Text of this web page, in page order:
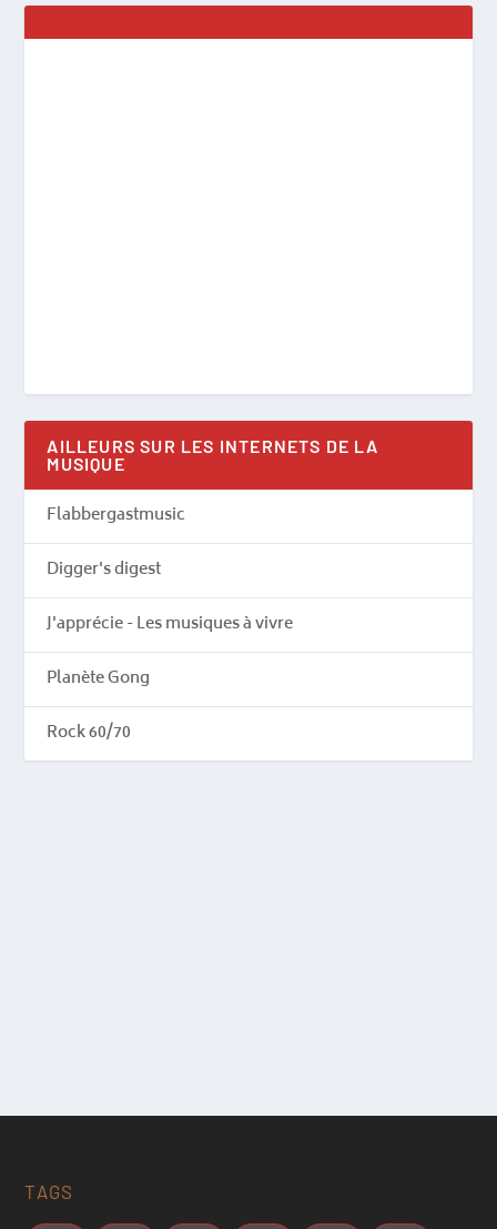
AILLEURS SUR LES INTERNETS DE LA
MUSIQUE
Flabbergastmusic
Digger's digest
J'apprécie - Les musiques à vivre
Planète Gong
Rock 60/70
TAGS